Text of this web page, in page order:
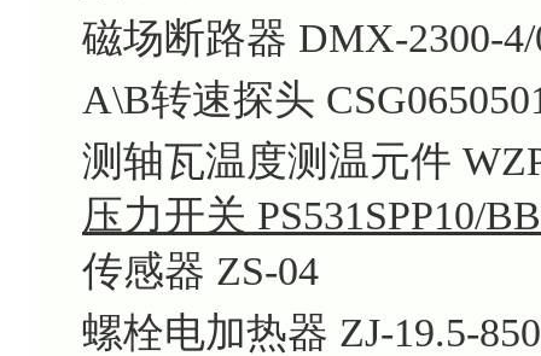
磁场断路器 DMX-2300-
A\B转速探头
测轴瓦温度测温元件
压力开关 PS531SPP10/
传感器 ZS-04
螺栓电加热器 ZJ-19.5-850